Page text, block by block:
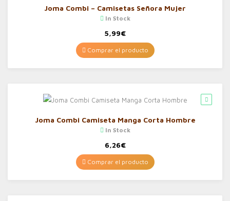
Joma Combi – Camisetas Señora Mujer
In Stock
5,99€
Comprar el producto
Joma Combi Camiseta Manga Corta Hombre
In Stock
6,26€
Comprar el producto